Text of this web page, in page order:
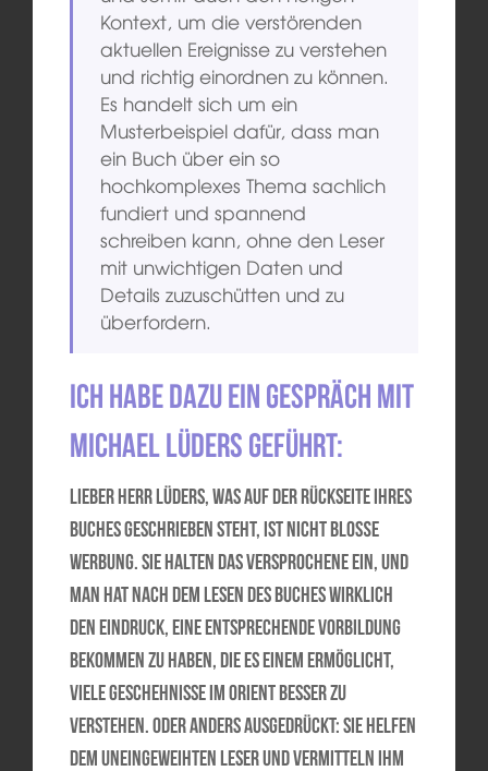
Kontext, um die verstörenden
aktuellen Ereignisse zu verstehen
und richtig einordnen zu können.
Es handelt sich um ein
Musterbeispiel dafür, dass man
ein Buch über ein so
hochkomplexes Thema sachlich
fundiert und spannend
schreiben kann, ohne den Leser
mit unwichtigen Daten und
Details zuzuschütten und zu
überfordern.
Ich habe dazu ein Gespräch mit
Michael Lüders geführt:
Lieber Herr Lüders, was auf der Rückseite Ihres
Buches geschrieben steht, ist nicht bloße
Werbung. Sie halten das Versprochene ein, und
man hat nach dem Lesen des Buches wirklich
den Eindruck, eine entsprechende Vorbildung
bekommen zu haben, die es einem ermöglicht,
viele Geschehnisse im Orient besser zu
verstehen. Oder anders ausgedrückt: Sie helfen
dem uneingeweihten Leser und vermitteln ihm